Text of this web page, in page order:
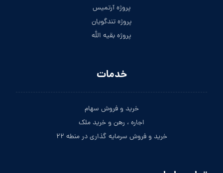
پروژه آرتمیس
پروژه تندگویان
پروژه بقیه الله
خدمات
خرید و فروش سهام
اجاره ، رهن و خرید ملک
خرید و فروش سرمایه گذاری در منطه ۲۲